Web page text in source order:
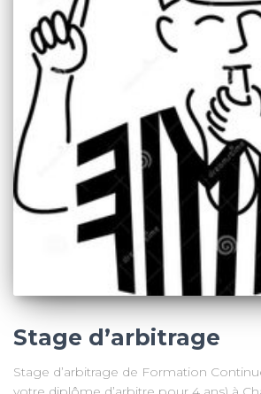
Stage d’arbitrage
Stage d’arbitrage de Formation